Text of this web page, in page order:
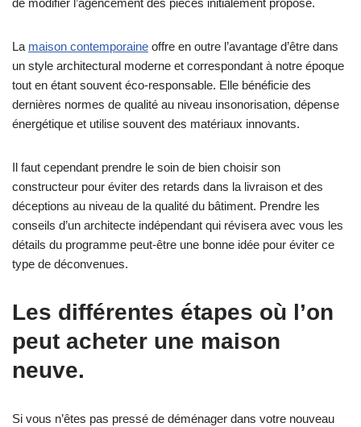
La maison contemporaine offre en outre l’avantage d’être dans
un style architectural moderne et correspondant à notre époque
tout en étant souvent éco-responsable. Elle bénéficie des
dernières normes de qualité au niveau insonorisation, dépense
énergétique et utilise souvent des matériaux innovants.
Il faut cependant prendre le soin de bien choisir son
constructeur pour éviter des retards dans la livraison et des
déceptions au niveau de la qualité du bâtiment. Prendre les
conseils d’un architecte indépendant qui révisera avec vous les
détails du programme peut-être une bonne idée pour éviter ce
type de déconvenues.
Les différentes étapes où l’on
peut acheter une maison
neuve.
Si vous n’êtes pas pressé de déménager dans votre nouveau